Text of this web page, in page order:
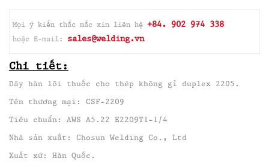
Mọi ý kiến thắc mắc xin liên hệ +84. 902 974 338
hoặc E-mail: sales@welding.vn
Chi tiết:
Dây hàn lõi thuốc cho thép không gỉ duplex 2205.
Tên thương mại: CSF-2209
Tiêu chuẩn: AWS A5.22 E2209T1-1/4
Nhà sản xuất: Chosun Welding Co., Ltd
Xuất xứ: Hàn Quốc.